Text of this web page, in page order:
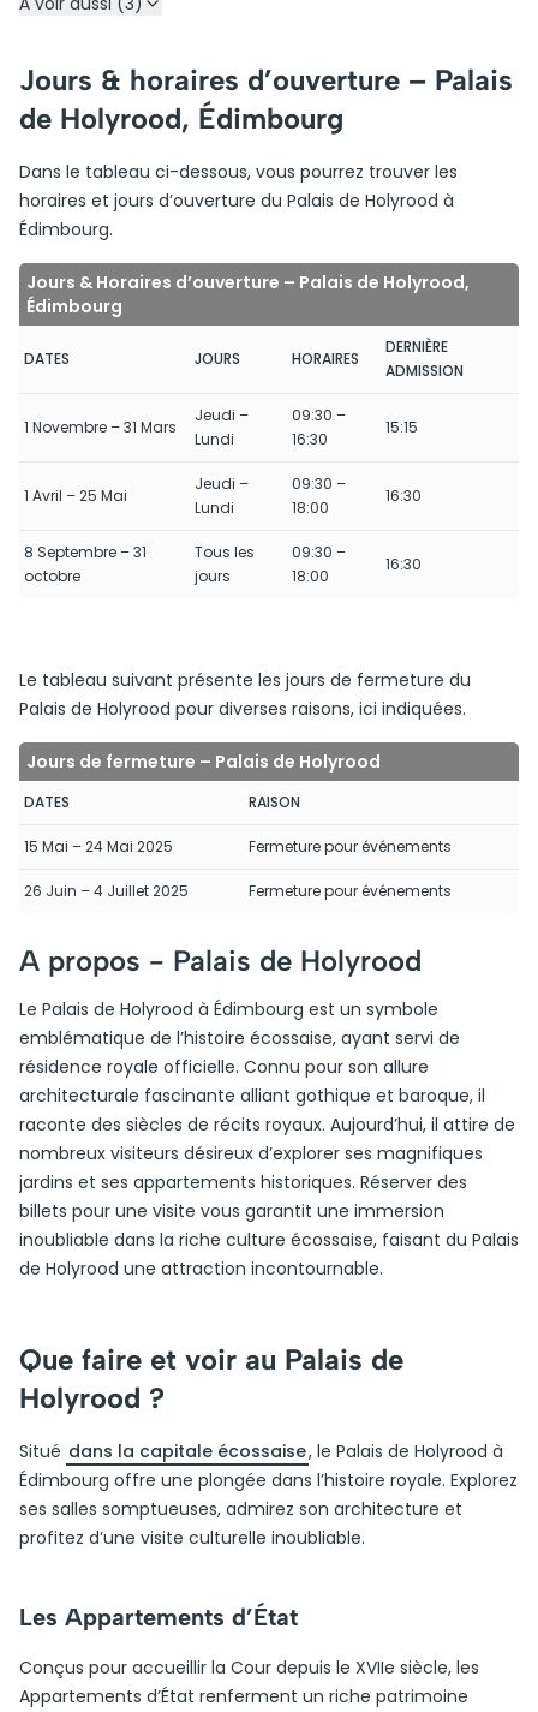
Jours & horaires d’ouverture – Palais
de Holyrood, Édimbourg
Dans le tableau ci-dessous, vous pourrez trouver les
horaires et jours d’ouverture du Palais de Holyrood à
Édimbourg.
Jours & Horaires d’ouverture – Palais de Holyrood,
Édimbourg
DATES JOURS HORAIRES
DERNIÈRE
ADMISSION
1 Novembre – 31 Mars
Jeudi –
Lundi
09:30 –
16:30
15:15
1 Avril – 25 Mai
Jeudi –
Lundi
09:30 –
18:00
16:30
8 Septembre – 31
octobre
Tous les
jours
09:30 –
18:00
16:30
Le tableau suivant présente les jours de fermeture du
Palais de Holyrood pour diverses raisons, ici indiquées.
Jours de fermeture – Palais de Holyrood
DATES RAISON
15 Mai – 24 Mai 2025 Fermeture pour événements
26 Juin – 4 Juillet 2025 Fermeture pour événements
A propos - Palais de Holyrood
Le Palais de Holyrood à Édimbourg est un symbole
emblématique de l’histoire écossaise, ayant servi de
résidence royale officielle. Connu pour son allure
architecturale fascinante alliant gothique et baroque, il
raconte des siècles de récits royaux. Aujourd’hui, il attire de
nombreux visiteurs désireux d’explorer ses magnifiques
jardins et ses appartements historiques. Réserver des
billets pour une visite vous garantit une immersion
inoubliable dans la riche culture écossaise, faisant du Palais
de Holyrood une attraction incontournable.
Que faire et voir au Palais de
Holyrood ?
Situé dans la capitale écossaise, le Palais de Holyrood à
Édimbourg offre une plongée dans l’histoire royale. Explorez
ses salles somptueuses, admirez son architecture et
profitez d’une visite culturelle inoubliable.
Les Appartements d’État
Conçus pour accueillir la Cour depuis le XVIIe siècle, les
Appartements d’État renferment un riche patrimoine